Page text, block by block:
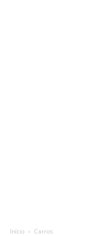
Início Carros